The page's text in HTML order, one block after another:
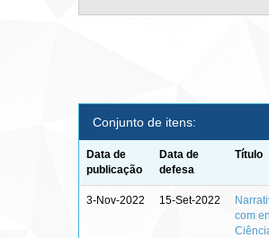
Conjunto de itens:
Data de
publicação
Data de
defesa
Título
3-Nov-2022 15-Set-2022
com